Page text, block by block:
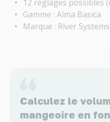
12 réglages possibles
Gamme : Alma Basica
Marque : River Systems
Calculez le
mangeoire en